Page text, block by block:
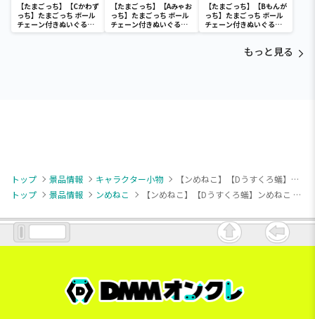
【たまごっち】【Cかわず
っち】たまごっち ボール
チェーン付きぬいぐるみ
～Tamagotchi
【たまごっち】【Aみゃお
っち】たまごっち ボール
チェーン付きぬいぐるみ
～Tamagotchi
【たまごっち】【Bもんが
っち】たまごっち ボール
チェーン付きぬいぐるみ
～Tamagotchi
もっと見る
トップ 景品情報 キャラクター小物
【ンめねこ】【Dうすくろ蟻】ンめねこ シーンマスコット②
トップ
景品情報 ンめねこ 【ンめねこ】【Dうすくろ蟻】ンめねこ シーンマスコット②